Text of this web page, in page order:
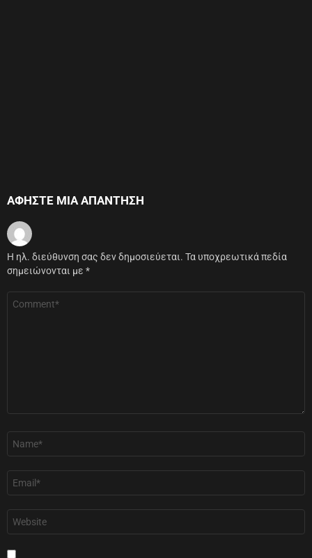
ΑΦΉΣΤΕ ΜΙΑ ΑΠΆΝΤΗΣΗ
Η ηλ. διεύθυνση σας δεν δημοσιεύεται. Τα υποχρεωτικά πεδία
σημειώνονται με *
Σχόλιο
Όνομα
Email
Ιστότοπος